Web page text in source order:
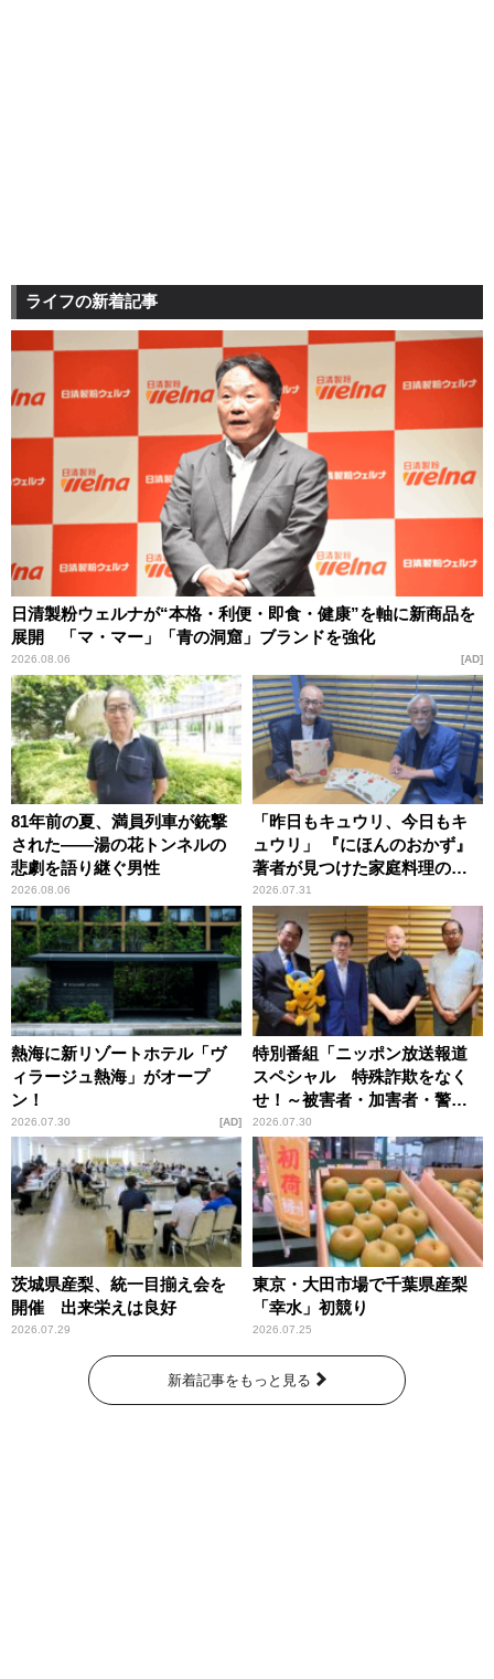
ライフの新着記事
日清製粉ウェルナが“本格・利便・即食・健康”を軸に新商品を
展開 「マ・マー」「青の洞窟」ブランドを強化
2026.08.06 AD
81年前の夏、満員列車が銃撃
された――湯の花トンネルの
悲劇を語り継ぐ男性
2026.08.06
「昨日もキュウリ、今日もキ
ュウリ」 『にほんのおかず』
著者が見つけた家庭料理の知
恵
2026.07.31
熱海に新リゾートホテル「ヴ
ィラージュ熱海」がオープ
ン！
2026.07.30 AD
特別番組「ニッポン放送報道
スペシャル 特殊詐欺をなく
せ！～被害者・加害者・警視
庁が語るトクリュウの実態
～」放送
2026.07.30
茨城県産梨、統一目揃え会を
開催 出来栄えは良好
2026.07.29
東京・大田市場で千葉県産梨
「幸水」初競り
2026.07.25
新着記事をもっと見る